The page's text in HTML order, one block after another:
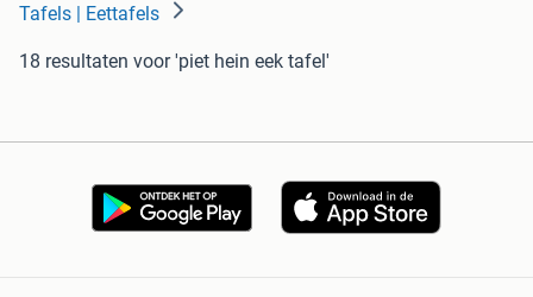
Tafels | Eettafels
18 resultaten voor 'piet hein eek tafel'